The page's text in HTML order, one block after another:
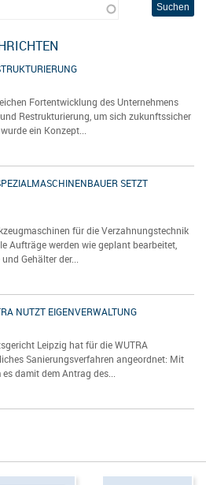
Fortentwicklung des Unternehmens
Restrukturierung, um sich zukunftssicher
ein Konzept...
SETZT
für die Verzahnungstechnik
Aufträge werden wie geplant bearbeitet,
Gehälter der...
NUTZT EIGENVERWALTUNG
Leipzig hat für die WUTRA
Sanierungsverfahren angeordnet: Mit
damit dem Antrag des...